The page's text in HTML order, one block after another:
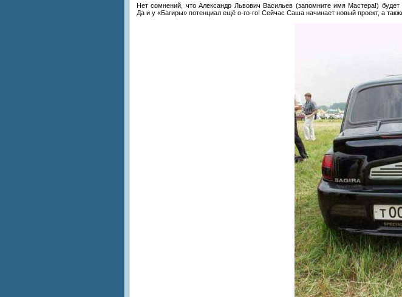
Нет сомнений, что Александр Львович Васильев (запомните имя Мастера!)
Да и у «Багиры» потенциал ещё о-го-го! Сейчас Саша начинает новый проект, а